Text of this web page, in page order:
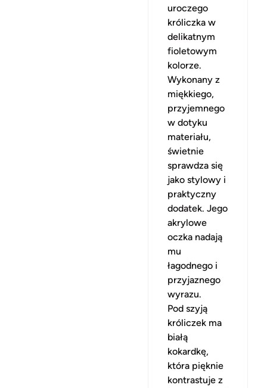
uroczego
króliczka w
delikatnym
fioletowym
kolorze.
Wykonany z
miękkiego,
przyjemnego
w dotyku
materiału,
świetnie
sprawdza się
jako stylowy i
praktyczny
dodatek. Jego
akrylowe
oczka nadają
mu
łagodnego i
przyjaznego
wyrazu.
Pod szyją
króliczek ma
białą
kokardkę,
która pięknie
kontrastuje z